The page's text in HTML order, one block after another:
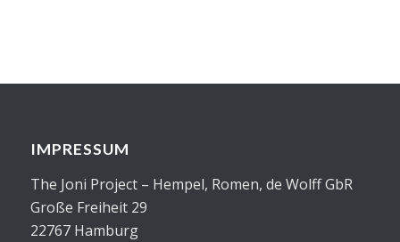
IMPRESSUM
The Joni Project – Hempel, Romen, de Wolff GbR
Große Freiheit 29
22767 Hamburg